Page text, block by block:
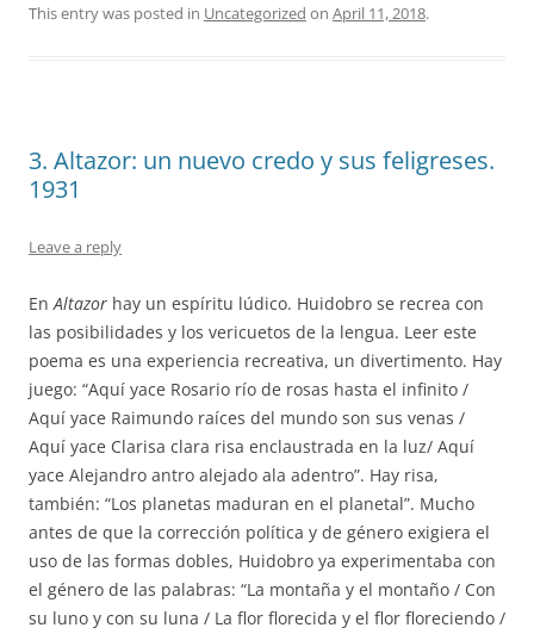
This entry was posted in Uncategorized on April 11, 2018.
3. Altazor: un nuevo credo y sus feligreses.
1931
Leave a reply
EnAltazor hay un espíritu lúdico. Huidobro se recrea con
las posibilidades y los vericuetos de la lengua. Leer este
poema es una experiencia recreativa, un divertimento. Hay
juego: “Aquí yace Rosario río de rosas hasta el infinito /
Aquí yace Raimundo raíces del mundo son sus venas /
Aquí yace Clarisa clara risa enclaustrada en la luz/ Aquí
yace Alejandro antro alejado ala adentro”. Hay risa,
también: “Los planetas maduran en el planetal”. Mucho
antes de que la corrección política y de género exigiera el
uso de las formas dobles, Huidobro ya experimentaba con
el género de las palabras: “La montaña y el montaño / Con
su luno y con su luna / La flor florecida y el flor floreciendo /